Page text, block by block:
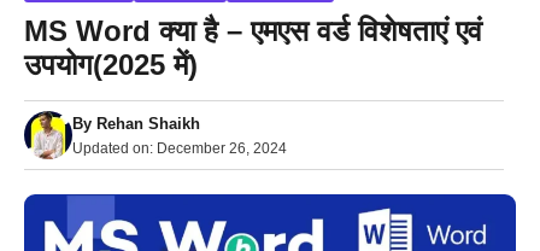
MS Word क्या है – एमएस वर्ड विशेषताएं एवं
उपयोग(2025 में)
By Rehan Shaikh
Updated on: December 26, 2024